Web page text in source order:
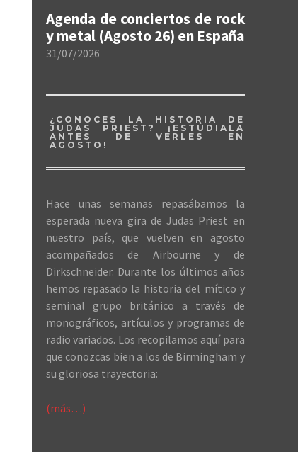
Agenda de conciertos de rock
y metal (Agosto 26) en España
31/07/2026
¿CONOCES LA HISTORIA DE
JUDAS PRIEST? ¡ESTÚDIALA
ANTES DE VERLES EN
AGOSTO!
Hace unas semanas repasábamos la
esperada nueva gira de Judas Priest en
nuestro país, que vuelven en agosto
acompañados de Airbourne y de
Dirkschneider. Durante los últimos años
hemos repasado la historia del mítico y
seminal grupo británico a través de
monográficos, artículos y programas de
radio variados. Los recopilamos aquí para
que conozcas bien a los de Birmingham y
su gloriosa trayectoria:
(más…)